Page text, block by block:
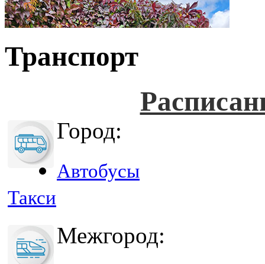
Транспорт
Город:
Автобусы
Такси
Межгород: